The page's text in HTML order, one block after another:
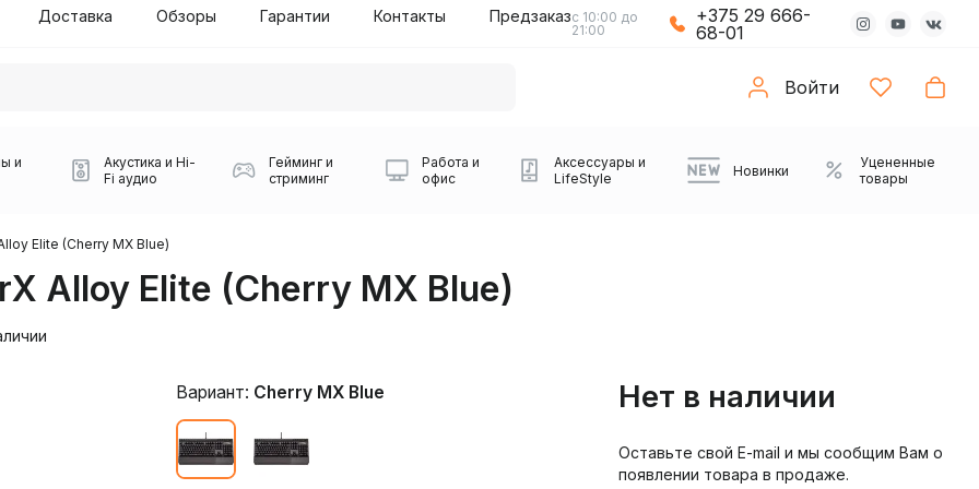
Доставка Обзоры Гарантии Контакты Предзаказс 10:00 до
21:00
+375 29 666-
68-01
Войти
Игровые наушники Беспроводные колонки Плееры Аудиоинтерфейсы
и
Микрофоны BOYA
Виниловые
проигрыватели
Звуковые карты
Акустика и Hi-
Fi аудио
Портативные колонки Partybox
Саундбары
Гейминг и
стриминг
Игровые мыши Logitech Компьютерные колонки Веб-камеры
Работа и
офис
Наборы периферии Коврики для мыши Коврики с подсветкой Проекторы
Аксессуары и
LifeStyle
USB Type-C адаптеры Зарядные устройства Транспорт
Новинки
Уцененные
товары
Elite (Cherry MX Blue)
Alloy Elite (Cherry MX Blue)
Вариант: Cherry MX Blue Нет в наличии
Оставьте свой E-mail и мы сообщим Вам о
появлении товара в продаже.